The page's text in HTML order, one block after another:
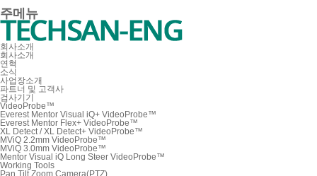
주메뉴
회사소개
회사소개
연혁
소식
사업장소개
파트너 및 고객사
검사기기
VideoProbe™
Everest Mentor Visual iQ+ VideoProbe™
Everest Mentor Flex+ VideoProbe™
XL Detect / XL Detect+ VideoProbe™
MViQ 2.2mm VideoProbe™
MViQ 3.0mm VideoProbe™
Mentor Visual iQ Long Steer VideoProbe™
Working Tools
Pan Tilt Zoom Camera(PTZ)